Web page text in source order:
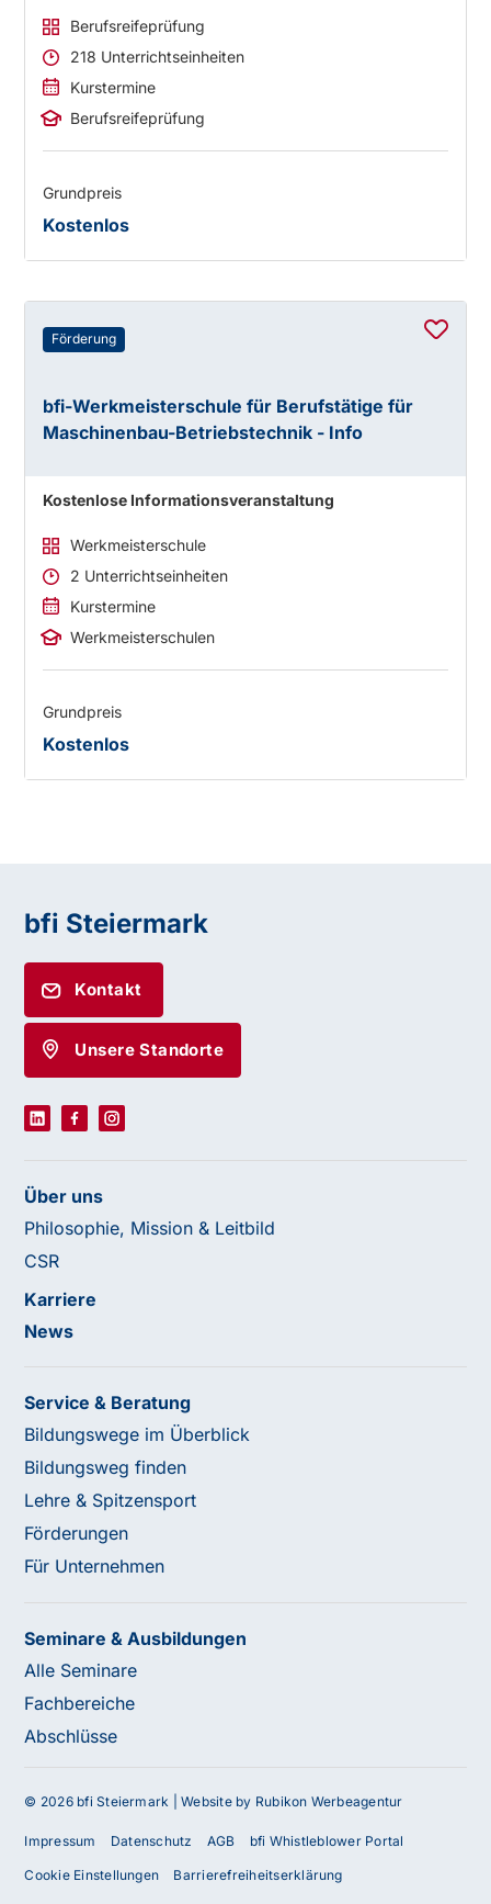
Berufsreifeprüfung
218 Unterrichtseinheiten
Kurstermine
Berufsreifeprüfung
Grundpreis
Kostenlos
Förderung
bfi-Werkmeisterschule für Berufstätige für
Maschinenbau-Betriebstechnik - Info
Kostenlose Informationsveranstaltung
Werkmeisterschule
2 Unterrichtseinheiten
Kurstermine
Werkmeisterschulen
Grundpreis
Kostenlos
bfi Steiermark
Kontakt
Unsere Standorte
Über uns
Philosophie, Mission & Leitbild
CSR
Karriere
News
Service & Beratung
Bildungswege im Überblick
Bildungsweg finden
Lehre & Spitzensport
Förderungen
Für Unternehmen
Seminare & Ausbildungen
Alle Seminare
Fachbereiche
Abschlüsse
© 2026 bfi Steiermark |Website by Rubikon Werbeagentur
Impressum Datenschutz AGB bfi Whistleblower Portal
Cookie Einstellungen Barrierefreiheitserklärung